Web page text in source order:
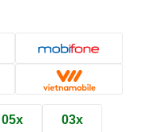
05x 03x